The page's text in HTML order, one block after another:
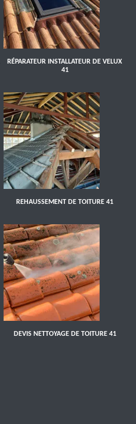
RÉPARATEUR INSTALLATEUR DE VELUX
41
REHAUSSEMENT DE TOITURE 41
DEVIS NETTOYAGE DE TOITURE 41